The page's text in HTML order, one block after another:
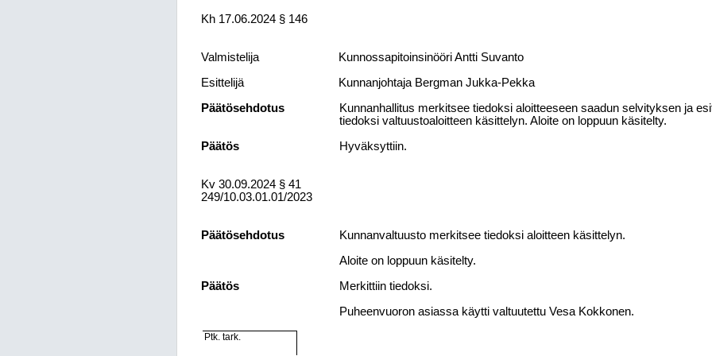
Kh 17.06.2024 § 146
Valmistelija
Kunnossapitoinsinööri Antti Suvanto
Esittelijä
Kunnanjohtaja Bergman Jukka-Pekka
Päätösehdotus
Kunnanhallitus merkitsee tiedoksi aloitteeseen saadun selvityksen ja
tiedoksi valtuustoaloitteen käsittelyn. Aloite on loppuun käsitelty.
Päätös
Hyväksyttiin.
Kv 30.09.2024 § 41
249/10.03.01.01/2023
Päätösehdotus
Kunnanvaltuusto merkitsee tiedoksi aloitteen käsittelyn.
Aloite on loppuun käsitelty.
Päätös
Merkittiin tiedoksi.
Puheenvuoron asiassa käytti valtuutettu Vesa Kokkonen.
Ptk. tark.